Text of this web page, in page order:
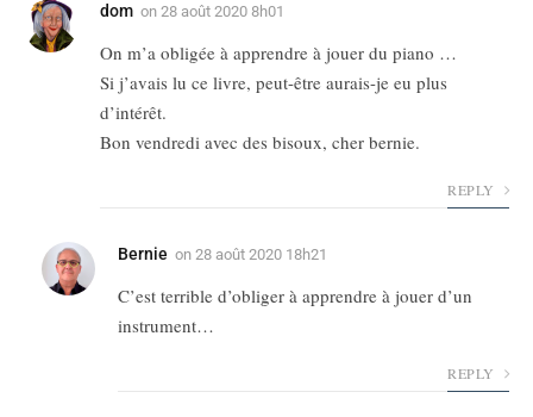
dom on 28 août 2020 8h01
On m’a obligée à apprendre à jouer du piano …
Si j’avais lu ce livre, peut-être aurais-je eu plus
d’intérêt.
Bon vendredi avec des bisoux, cher bernie.
REPLY
Bernie on 28 août 2020 18h21
C’est terrible d’obliger à apprendre à jouer d’un
instrument…
REPLY